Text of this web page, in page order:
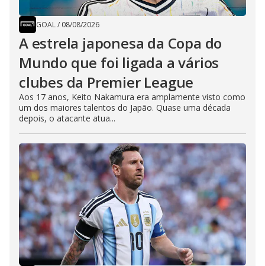
GOAL/ 08/08/2026
A estrela japonesa da Copa do
Mundo que foi ligada a vários
clubes da Premier League
Aos 17 anos, Keito Nakamura era amplamente visto como
um dos maiores talentos do Japão. Quase uma década
depois, o atacante atua...